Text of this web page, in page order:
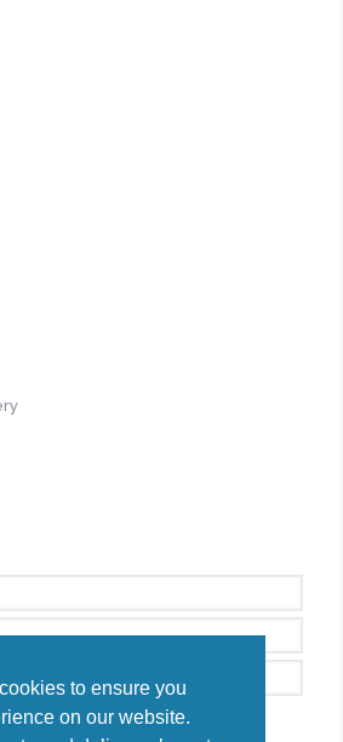
to ensure you
on our website.
to thePrivacy Policy